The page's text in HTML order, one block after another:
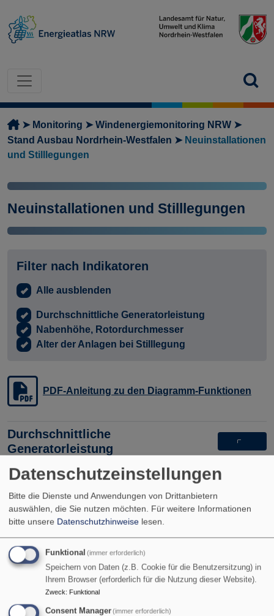
Pfadnavigation
Monitoring
Windenergiemonitoring NRW
Stand Ausbau Nordrhein-Westfalen
Neuinstallationen
und Stilllegungen
Neuinstallationen und Stilllegungen
Filter nach Indikatoren
Alle ausblenden
Durchschnittliche Generatorleistung
Nabenhöhe, Rotordurchmesser
Alter der Anlagen bei Stilllegung
PDF-Anleitung zu den Diagramm-Funktionen
Durchschnittliche
Generatorleistung
Diagramm Tabelle
Nabenhöhe, Rotordurchmesser
Diagramm Tabelle
Alter der Anlagen bei Stilllegung
Datenschutzeinstellungen
Bitte die Dienste und Anwendungen von Drittanbietern
auswählen, die Sie nutzen möchten. Für weitere Informationen
bitte unsere Datenschutzhinweise lesen.
Funktional (immer erforderlich)
Speichern von Daten (z.B. Cookie für die Benutzersitzung) in
Ihrem Browser (erforderlich für die Nutzung dieser Website).
Zweck: Funktional
Consent Manager(immer erforderlich)